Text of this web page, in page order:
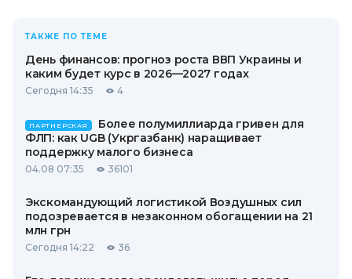
ТАКЖЕ ПО ТЕМЕ
День финансов: прогноз роста ВВП Украины и
каким будет курс в 2026—2027 годах
Сегодня 14:35 4
ПАРТНЕРСКАЯ
Более полумиллиарда гривен для
ФЛП: как UGB (Укргазбанк) наращивает
поддержку малого бизнеса
04.08 07:35 36101
Экскомандующий логистикой Воздушных сил
подозревается в незаконном обогащении на 21
млн грн
Сегодня 14:22 36